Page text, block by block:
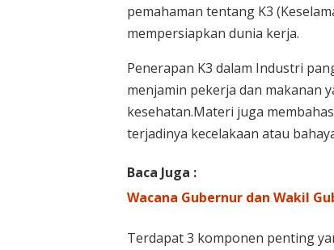
pemahaman tentang K3
mempersiapkan dunia kerja.
Penerapan K3 dalam Industri
menjamin pekerja dan makanan
kesehatan.Materi juga
terjadinya kecelakaan atau
Baca Juga :
Wacana Gubernur dan Wakil
Terdapat 3 komponen penting